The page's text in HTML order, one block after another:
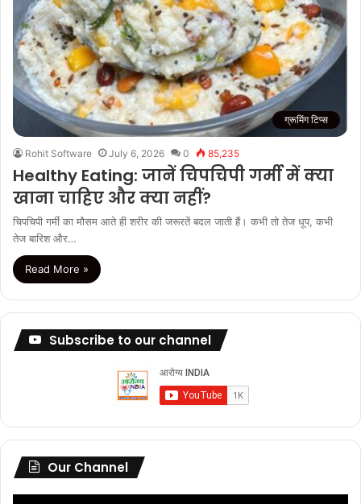
ग्रूमिंग टिप्स
Rohit Software July 6, 2026 0 85,235
Healthy Eating: जानें चिपचिपी गर्मी में क्या
खाना चाहिए और क्या नहीं?
चिपचिपी गर्मी का मौसम आते ही शरीर की जरूरतें बदल जाती हैं। कभी तो तेज धूप, कभी
तेज बारिश और…
Read More »
Subscribe to our channel
Our Channel